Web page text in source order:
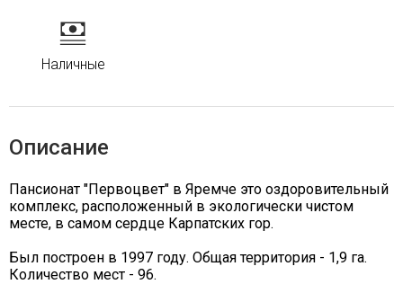
Наличные
Описание
Пансионат "Первоцвет" в Яремче это оздоровительный
комплекс, расположенный в экологически чистом
месте, в самом сердце Карпатских гор.
Был построен в 1997 году. Общая территория - 1,9 га.
Количество мест - 96.